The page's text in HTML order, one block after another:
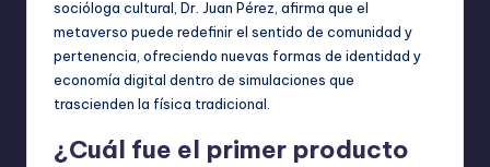
socióloga cultural, Dr. Juan Pérez, afirma que el
metaverso puede redefinir el sentido de comunidad y
pertenencia, ofreciendo nuevas formas de identidad y
economía digital dentro de simulaciones que
trascienden la física tradicional.
¿Cuál fue el primer producto